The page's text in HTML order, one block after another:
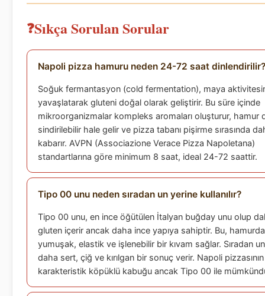
Sıkça Sorulan Sorular
Napoli pizza hamuru neden 24-72 saat dinlendirilir?
Soğuk fermantasyon (cold fermentation), maya
yavaşlatarak gluteni doğal olarak geliştirir. Bu süre içinde
mikroorganizmalar kompleks aromaları oluşturur, hamur
sindirilebilir hale gelir ve pizza tabanı pişirme sırasında
kabarır. AVPN (Associazione Verace Pizza Napoletana)
standartlarına göre minimum 8 saat, ideal 24-72 saattir.
Tipo 00 unu neden sıradan un yerine kullanılır?
Tipo 00 unu, en ince öğütülen İtalyan buğday unu olup
gluten içerir ancak daha ince yapıya sahiptir. Bu,
yumuşak, elastik ve işlenebilir bir kıvam sağlar. Sıradan
daha sert, çiğ ve kırılgan bir sonuç verir. Napoli pizzasının
karakteristik köpüklü kabuğu ancak Tipo 00 ile